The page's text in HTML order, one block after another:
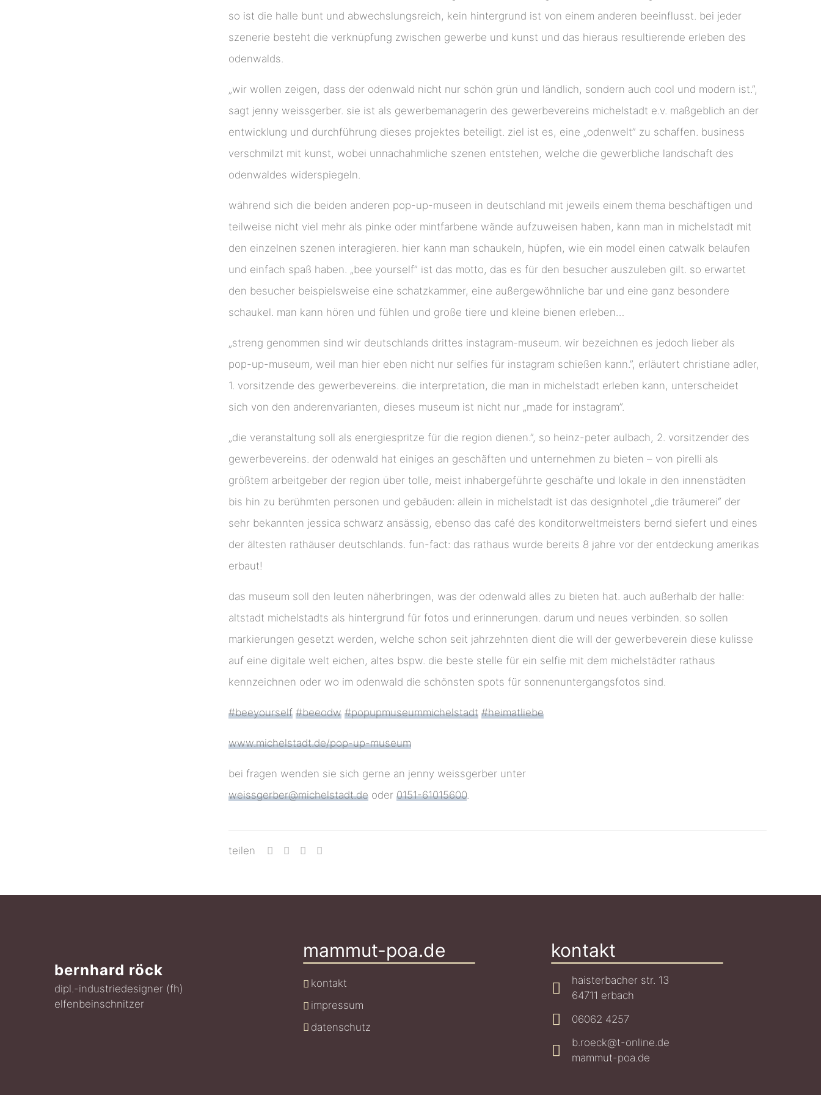
so ist die halle bunt und abwechslungsreich, kein hintergrund ist von einem anderen beeinflusst. bei jeder
szenerie besteht die verknüpfung zwischen gewerbe und kunst und das hieraus resultierende erleben des
odenwalds.
„wir wollen zeigen, dass der odenwald nicht nur schön grün und ländlich, sondern auch cool und modern ist.”,
sagt jenny weissgerber. sie ist als gewerbemanagerin des gewerbevereins michelstadt e.v. maßgeblich an der
entwicklung und durchführung dieses projektes beteiligt. ziel ist es, eine „odenwelt” zu schaffen. business
verschmilzt mit kunst, wobei unnachahmliche szenen entstehen, welche die gewerbliche landschaft des
odenwaldes widerspiegeln.
während sich die beiden anderen pop-up-museen in deutschland mit jeweils einem thema beschäftigen und
teilweise nicht viel mehr als pinke oder mintfarbene wände aufzuweisen haben, kann man in michelstadt mit
den einzelnen szenen interagieren. hier kann man schaukeln, hüpfen, wie ein model einen catwalk belaufen
und einfach spaß haben. „bee yourself” ist das motto, das es für den besucher auszuleben gilt. so erwartet
den besucher beispielsweise eine schatzkammer, eine außergewöhnliche bar und eine ganz besondere
schaukel. man kann hören und fühlen und große tiere und kleine bienen erleben…
„streng genommen sind wir deutschlands drittes instagram-museum. wir bezeichnen es jedoch lieber als
pop-up-museum, weil man hier eben nicht nur selfies für instagram schießen kann.”, erläutert christiane adler,
1. vorsitzende des gewerbevereins. die interpretation, die man in michelstadt erleben kann, unterscheidet
sich von den anderenvarianten, dieses museum ist nicht nur „made for instagram”.
„die veranstaltung soll als energiespritze für die region dienen.”, so heinz-peter aulbach, 2. vorsitzender des
gewerbevereins. der odenwald hat einiges an geschäften und unternehmen zu bieten – von pirelli als
größtem arbeitgeber der region über tolle, meist inhabergeführte geschäfte und lokale in den innenstädten
bis hin zu berühmten personen und gebäuden: allein in michelstadt ist das designhotel „die träumerei“ der
sehr bekannten jessica schwarz ansässig, ebenso das café des konditorweltmeisters bernd siefert und eines
der ältesten rathäuser deutschlands. fun-fact: das rathaus wurde bereits 8 jahre vor der entdeckung amerikas
erbaut!
das museum soll den leuten näherbringen, was der odenwald alles zu bieten hat. auch außerhalb der halle:
altstadt michelstadts als hintergrund für fotos und erinnerungen. darum und neues verbinden. so sollen
markierungen gesetzt werden, welche schon seit jahrzehnten dient die will der gewerbeverein diese kulisse
auf eine digitale welt eichen, altes bspw. die beste stelle für ein selfie mit dem michelstädter rathaus
kennzeichnen oder wo im odenwald die schönsten spots für sonnenuntergangsfotos sind.
#beeyourself #beeodw #popupmuseummichelstadt #heimatliebe
www.michelstadt.de/pop-up-museum
bei fragen wenden sie sich gerne an jenny weissgerber unter
weissgerber@michelstadt.de oder0151-61015600
teilen
bernhard röck
dipl.-industriedesigner (fh)
elfenbeinschnitzer
mammut-poa.de
kontakt
impressum
datenschutz
kontakt
haisterbacher str. 13
64711 erbach
06062 4257
b.roeck@t-online.de
mammut-poa.de